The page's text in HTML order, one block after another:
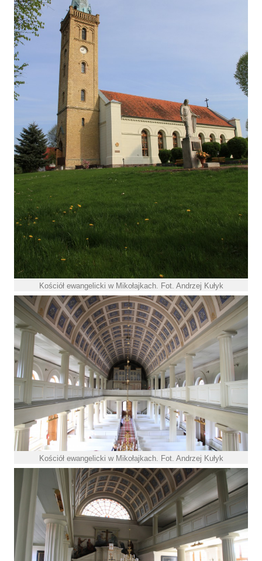
Kościół ewangelicki w Mikołajkach. Fot. Andrzej Kułyk
Kościół ewangelicki w Mikołajkach. Fot. Andrzej Kułyk